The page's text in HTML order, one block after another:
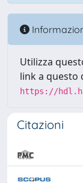
Utilizza
link a questo
https://
Citazioni